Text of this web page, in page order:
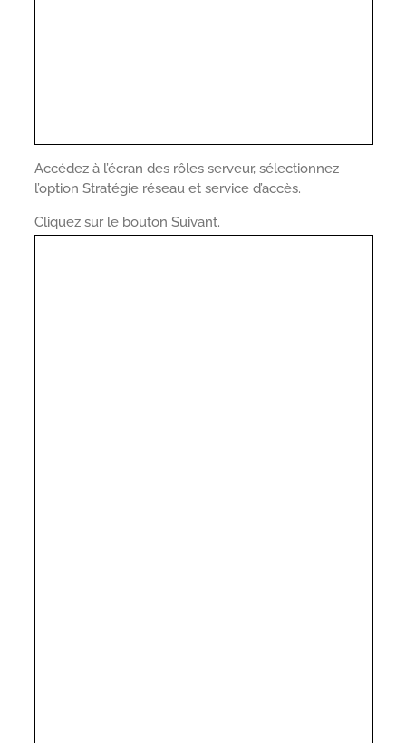
Accédez à l’écran des rôles serveur, sélectionnez
l’option Stratégie réseau et service d’accès.
Cliquez sur le bouton Suivant.